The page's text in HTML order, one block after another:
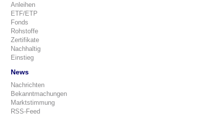
Anleihen
ETF/ETP
Fonds
Rohstoffe
Zertifikate
Nachhaltig
Einstieg
News
Nachrichten
Bekanntmachungen
Marktstimmung
RSS-Feed